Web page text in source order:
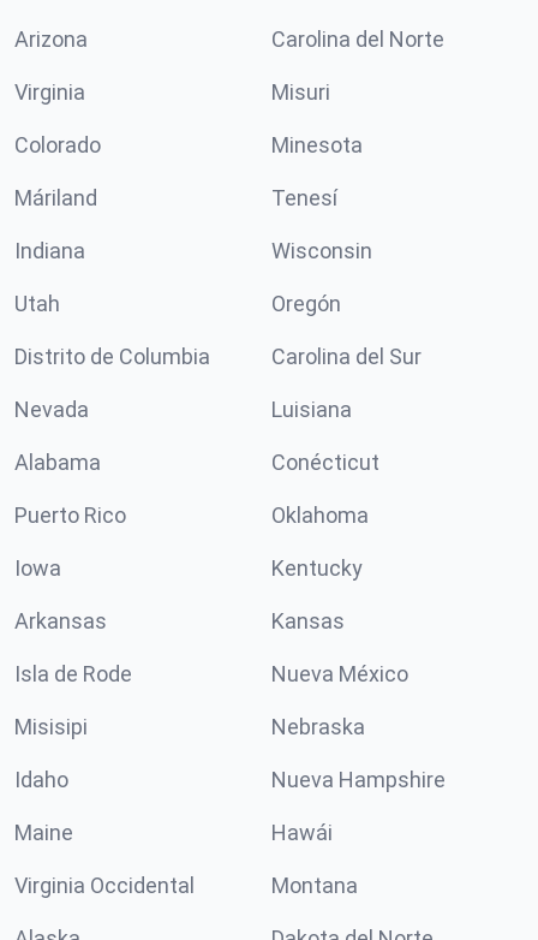
Arizona Carolina del Norte
Virginia Misuri
Colorado Minesota
Máriland Tenesí
Indiana Wisconsin
Utah Oregón
Distrito de Columbia Carolina del Sur
Nevada Luisiana
Alabama Conécticut
Puerto Rico Oklahoma
Iowa Kentucky
Arkansas Kansas
Isla de Rode Nueva México
Misisipi Nebraska
Idaho Nueva Hampshire
Maine Hawái
Virginia Occidental Montana